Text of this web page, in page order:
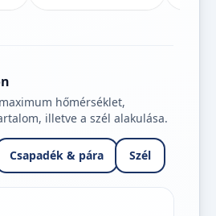
hőmérséklet,
illetve a szél alakulása.
Csapadék & pára Szél